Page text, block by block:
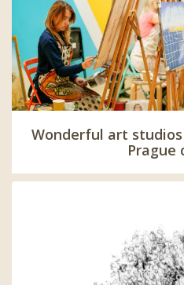
Wonderful art
Prague